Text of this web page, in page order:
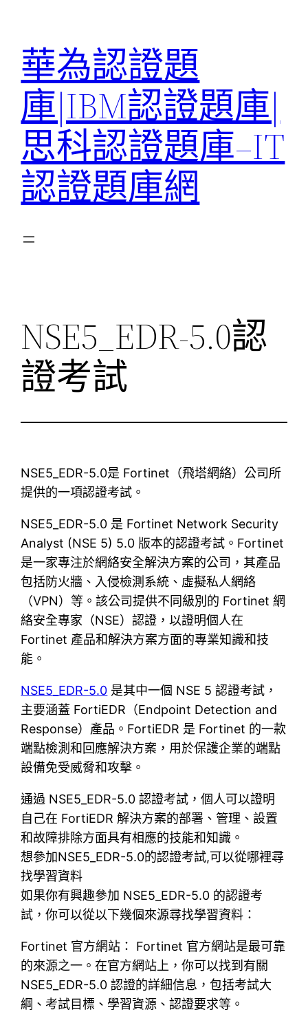
華為認證題
庫|IBM認證題庫|
思科認證題庫–IT
認證題庫網
NSE5_EDR-5.0認
證考試
NSE5_EDR-5.0是 Fortinet（飛塔網絡）公司所
提供的一項認證考試。
NSE5_EDR-5.0 是 Fortinet Network Security
Analyst (NSE 5) 5.0 版本的認證考試。Fortinet
是一家專注於網絡安全解決方案的公司，其產品
包括防火牆、入侵檢測系統、虛擬私人網絡
（VPN）等。該公司提供不同級別的 Fortinet 網
絡安全專家（NSE）認證，以證明個人在
Fortinet 產品和解決方案方面的專業知識和技
能。
NSE5_EDR-5.0 是其中一個 NSE 5 認證考試，
主要涵蓋 FortiEDR（Endpoint Detection and
Response）產品。FortiEDR 是 Fortinet 的一款
端點檢測和回應解決方案，用於保護企業的端點
設備免受威脅和攻擊。
通過 NSE5_EDR-5.0 認證考試，個人可以證明
自己在 FortiEDR 解決方案的部署、管理、設置
和故障排除方面具有相應的技能和知識。
想參加NSE5_EDR-5.0的認證考試,可以從哪裡尋
找學習資料
如果你有興趣參加 NSE5_EDR-5.0 的認證考
試，你可以從以下幾個來源尋找學習資料：
Fortinet 官方網站： Fortinet 官方網站是最可靠
的來源之一。在官方網站上，你可以找到有關
NSE5_EDR-5.0 認證的詳細信息，包括考試大
綱、考試目標、學習資源、認證要求等。